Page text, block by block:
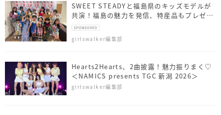
SWEET STEADYと福島県のキッズモデルが
共演！福島の魅力を発信、特産品もプレゼン
ト
girlswalker編集部
Hearts2Hearts、2曲披露！魅力振りまく♡
＜NAMICS presents TGC 新潟 2026＞
girlswalker編集部